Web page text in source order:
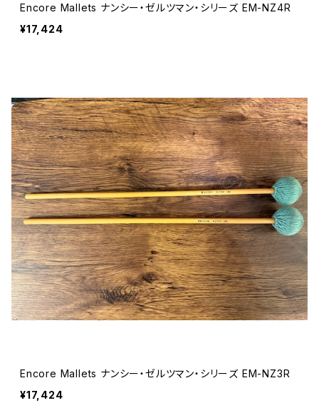
Encore Mallets ナンシー・ゼルツマン・シリーズ EM-NZ4R
¥17,424
Encore Mallets ナンシー・ゼルツマン・シリーズ EM-NZ3R
¥17,424